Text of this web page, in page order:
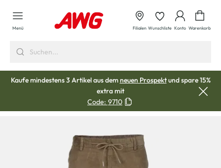
springen
Menü Filialen Wunschliste Konto Warenkorb
Kaufe mindestens 3 Artikel aus demneuen Prospektund spare 15%
extra mit
Code: 9710